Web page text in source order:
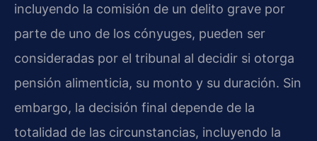
incluyendo la comisión de un delito grave por
parte de uno de los cónyuges, pueden ser
consideradas por el tribunal al decidir si otorga
pensión alimenticia, su monto y su duración. Sin
embargo, la decisión final depende de la
totalidad de las circunstancias, incluyendo la